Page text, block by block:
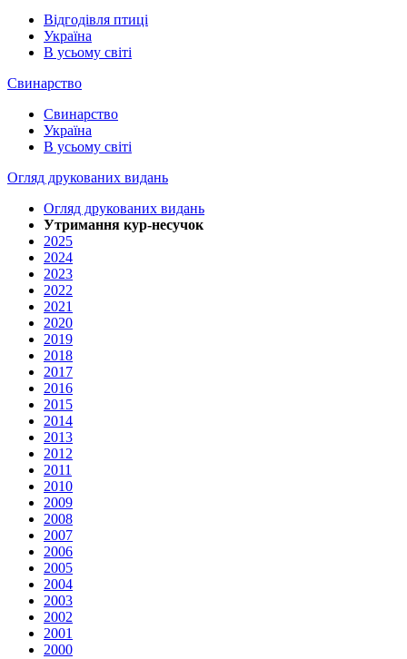
Відгодівля птиці
Україна
В усьому світі
Свинарство
Свинарство
Україна
В усьому світі
Огляд друкованих видань
Огляд друкованих видань
Утримання кур-несучок
2025
2024
2023
2022
2021
2020
2019
2018
2017
2016
2015
2014
2013
2012
2011
2010
2009
2008
2007
2006
2005
2004
2003
2002
2001
2000